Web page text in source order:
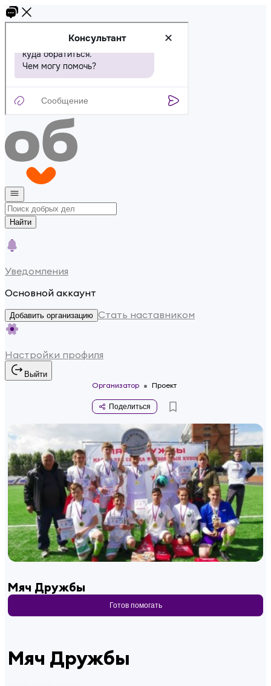
Найти
Уведомления
Основной аккаунт
Добавить организацию Стать наставником
Настройки профиля
Выйти
Организатор
Проект
Поделиться
Мяч Дружбы
Готов помогать
Мяч Дружбы